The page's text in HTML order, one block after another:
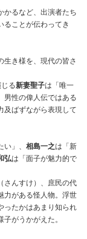
かるなど、出演者たち
ることが伝わってき
生き様を、現代の皆さ
る新妻聖子は「唯一
男性の偉人伝ではある
及ばずながら表現して
い」、相島一之は「新
弘は「面子が魅力的で
さんすけ）、庶民の代
力がある怪人物。浮世
ったかはあまり知られ
がうかがえた。